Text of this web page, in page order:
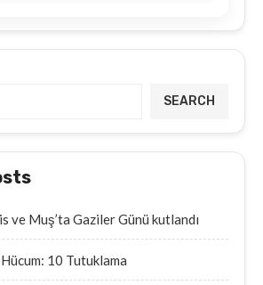
SEARCH
ve Muş’ta Gaziler Günü kutlandı
Hücum: 10 Tutuklama